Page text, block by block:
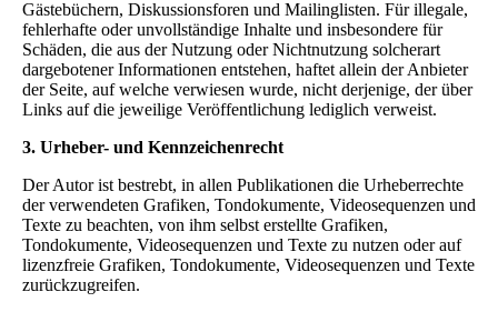
Gästebüchern, Diskussionsforen und Mailinglisten. Für illegale,
fehlerhafte oder unvollständige Inhalte und insbesondere für
Schäden, die aus der Nutzung oder Nichtnutzung solcherart
dargebotener Informationen entstehen, haftet allein der Anbieter
der Seite, auf welche verwiesen wurde, nicht derjenige, der über
Links auf die jeweilige Veröffentlichung lediglich verweist.
3. Urheber- und Kennzeichenrecht
Der Autor ist bestrebt, in allen Publikationen die Urheberrechte
der verwendeten Grafiken, Tondokumente, Videosequenzen und
Texte zu beachten, von ihm selbst erstellte Grafiken,
Tondokumente, Videosequenzen und Texte zu nutzen oder auf
lizenzfreie Grafiken, Tondokumente, Videosequenzen und Texte
zurückzugreifen.